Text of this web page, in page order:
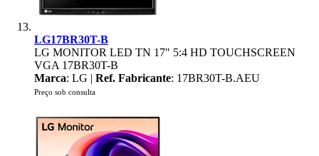
LG17BR30T-B
LG MONITOR LED TN 17" 5:4 HD TOUCHSCREEN
VGA 17BR30T-B
Marca: LG | Ref. Fabricante: 17BR30T-B.AEU
Preço sob consulta